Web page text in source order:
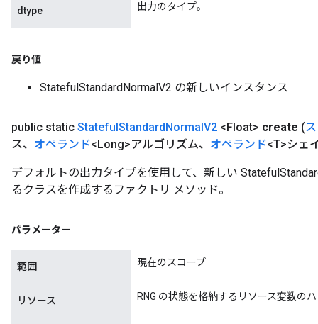
dtype 出力のタイプ。
戻り値
StatefulStandardNormalV2 の新しいインスタンス
public static StatefulStandardNormalV2 <Float> create (
ス、 オペランド<Long>アルゴリズム、 オペランド<T>シェ
デフォルトの出力タイプを使用して、新しい
るクラスを作成するファクトリ メソッド。
パラメーター
範囲 現在のスコープ
リソース RNG の状態を格納するリソース変数の